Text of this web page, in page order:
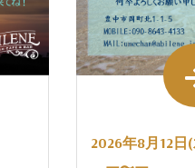
2026年8月12日